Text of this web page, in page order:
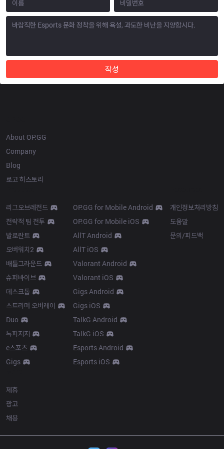
작성
About OP.GG
Company
Blog
로고 히스토리
리그오브레전드
전략적 팀 전투
발로란트
오버워치2
배틀그라운드
슈퍼바이브
데스크톱
스트리머 오버레이
Duo
톡피지지
e스포츠
Gigs
OP.GG for Mobile Android
OP.GG for Mobile iOS
AllT Android
AllT iOS
Valorant Android
Valorant iOS
Gigs Android
Gigs iOS
TalkG Android
TalkG iOS
Esports Android
Esports iOS
개인정보처리방침
도움말
문의/피드백
제휴
광고
채용